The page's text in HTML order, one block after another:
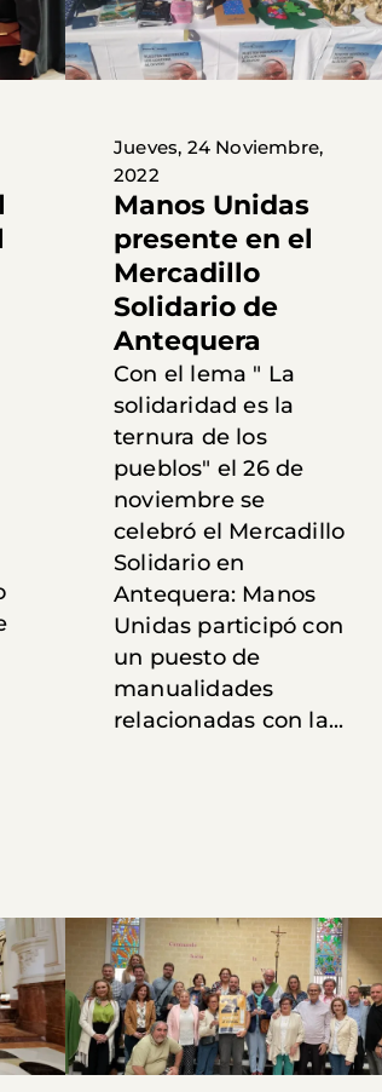
Jueves, 24 Noviembre,
2022
Manos Unidas
presente en el
Mercadillo
Solidario de
Antequera
Con el lema " La
solidaridad es la
ternura de los
pueblos" el 26 de
noviembre se
celebró el Mercadillo
Solidario en
Antequera: Manos
Unidas participó con
un puesto de
manualidades
relacionadas con la...